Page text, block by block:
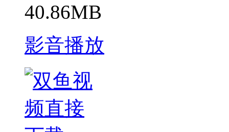
40.86MB
影音播放